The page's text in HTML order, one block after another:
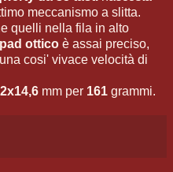
meccanismo a slitta.
quelli nella fila in alto
ottico è assai preciso,
cosi' vivace velocità di
mm per 161 grammi.